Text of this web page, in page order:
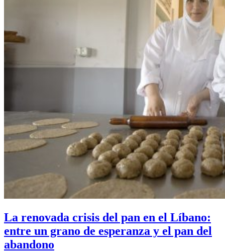
La renovada crisis del pan en el Líbano:
entre un grano de esperanza y el pan del
abandono